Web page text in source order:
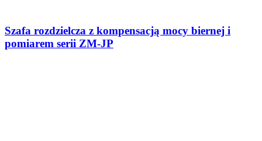
Szafa rozdzielcza z kompensacją mocy biernej i
pomiarem serii ZM-JP